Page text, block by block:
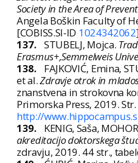
Society in the Area of
Angela Boškin Faculty of
[COBISS.SI-ID 1024342062
137. STUBELJ, Mojca.
Erasmus+,Semmelweis
138.
FAJKOVIĆ, Emina,
et al.Zdravje otrok in
znanstvena in strokovna
Primorska Press, 2019.
http://
139.
KENIG, Saša,
akreditacijo doktorskega
zdravju, 2019. 44 str.,